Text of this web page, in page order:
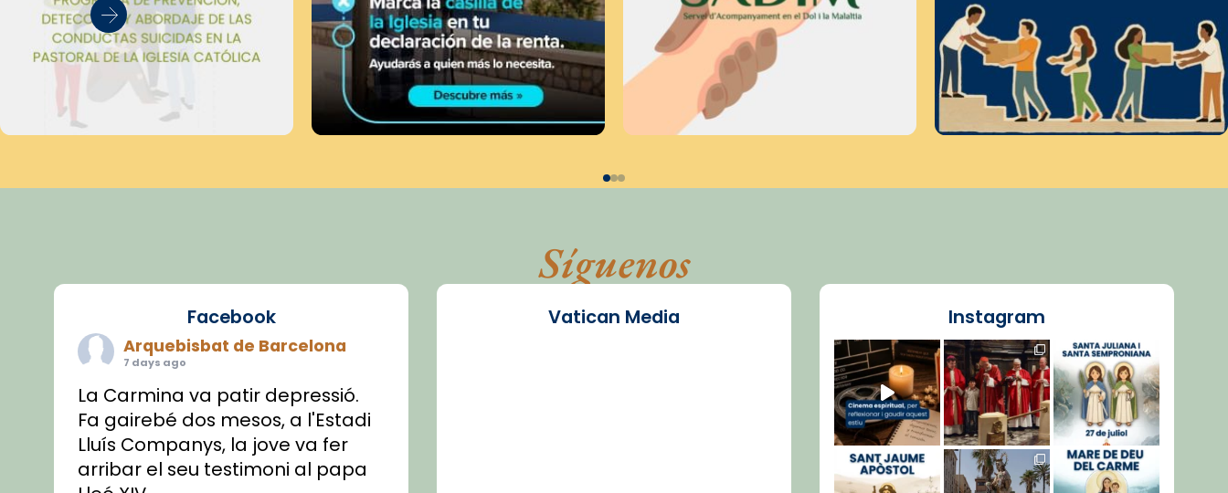
Síguenos
Facebook
Arquebisbat de Barcelona
7 days ago
La Carmina va patir depressió.
Fa gairebé dos mesos, a l'Estadi
Lluís Companys, la jove va fer
arribar el seu testimoni al papa
Vatican Media Instagram